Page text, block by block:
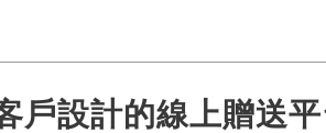
戶設計的線上贈送